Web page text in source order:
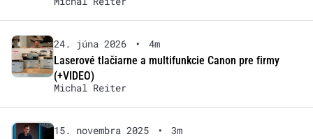
24. júna 2026 •
4m
Laserové tlačiarne a multifunkcie Canon pre firmy
(+VIDEO)
Michal Reiter
15. novembra 2025 •
3m